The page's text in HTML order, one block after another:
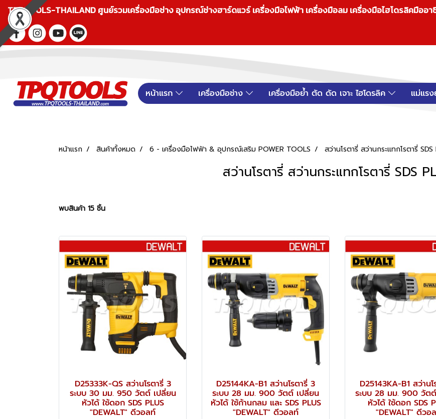
TPQTOOLS-THAILAND ศูนย์รวมเครื่องมือช่าง อุปกรณ์ช่างฮาร์ดแวร์ เครื่องมือไฟฟ้า เครื่องมือลม เครื่องมือไฮโดรลิคมือ
หน้าแรก เครื่องมือช่าง เครื่องมือย้ำ ตัด ดัด เจาะ ไฮโดรลิค แม่แร
หน้าแรก สินค้าทั้งหมด 6 - เครื่องมือไฟฟ้า & อุปกรณ์เสริม POWER TOOLS สว่านโรตารี่ สว่านกระแทกโรตารี่ SDS
สว่านโรตารี่ สว่านกระแทกโรตารี่ SDS
พบสินค้า 15 ชิ้น
D25333K-QS สว่านโรตารี่ 3
ระบบ 30 มม. 950 วัตต์ เปลี่ยน
หัวได้ ใช้ดอก SDS PLUS
"DEWALT" ดีวอลท์
D25144KA-B1 สว่านโรตารี่ 3
ระบบ 28 มม. 900 วัตต์ เปลี่ยน
หัวได้ ใช้ก้านกลม และ SDS PLUS
"DEWALT" ดีวอลท์
D25143KA-B1 สว่าน
ระบบ 28 มม. 900 วัต
หัวได้ ใช้ดอก SDS
"DEWALT" ดีวอ